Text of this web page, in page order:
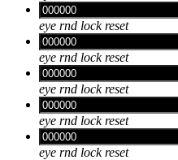
eye rnd lock reset
eye rnd lock reset
eye rnd lock reset
eye rnd lock reset
eye rnd lock reset